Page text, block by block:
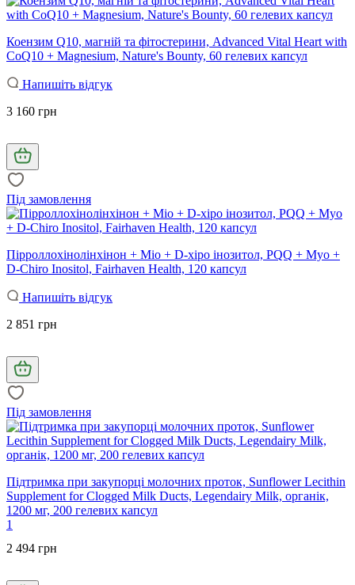
Коензим Q10, магній та фітостерини, Advanced Vital Heart with
CoQ10 + Magnesium, Nature's Bounty, 60 гелевих капсул
Напишіть відгук
3 160 грн
Під замовлення
Пірроллохінолінхінон + Міо + D-хіро інозитол, PQQ + Myo +
D-Chiro Inositol, Fairhaven Health, 120 капсул
Напишіть відгук
2 851 грн
Під замовлення
Підтримка при закупорці молочних проток, Sunflower Lecithin
Supplement for Clogged Milk Ducts, Legendairy Milk, органік,
1200 мг, 200 гелевих капсул
1
2 494 грн